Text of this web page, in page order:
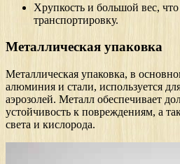
Хрупкость и большой вес,
транспортировку.
Металлическая упаковка
Металлическая упаковка, в
алюминия и стали, используется
аэрозолей. Металл обеспечивает
устойчивость к повреждениям, а
света и кислорода.